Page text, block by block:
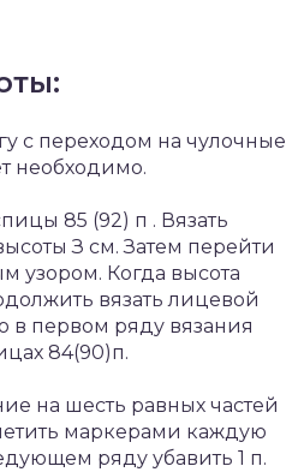
с переходом на чулочные
необходимо.
85 (92) п . Вязать
З см. Затем перейти
узором. Когда высота
вязать лицевой
в первом ряду вязания
84(90)п.
на шесть равных частей
маркерами каждую
ряду убавить 1 п.